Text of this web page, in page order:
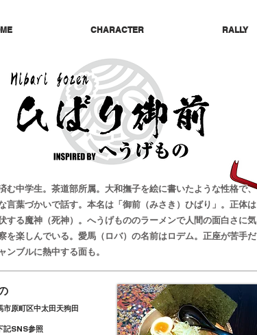
CHARACTER RALLY
む中学生。茶道部所属。大和撫子を絵に書いたような性格で、
言葉づかいで話す。本名は「御前（みさき）ひばり」。正体は
する魔神（死神）。へうげもののラーメンで人間の面白さに気
を楽しんでいる。愛馬（ロバ）の名前はロデム。正座が苦手だ
ンブルに熱中する面も。
市原町区中太田天狗田
記SNS参照